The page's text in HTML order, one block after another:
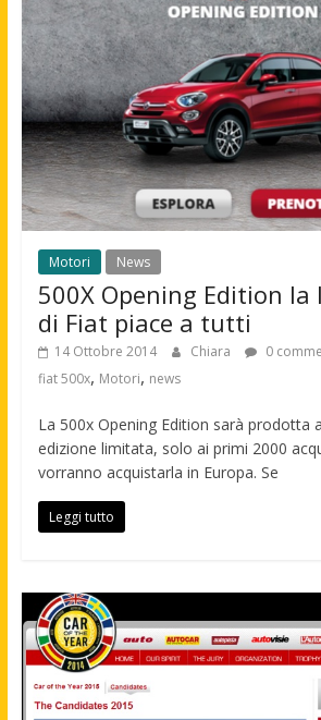
Motori News
500X Opening Edition la
di Fiat piace a tutti
14 Ottobre 2014 Chiara 0
fiat 500x, Motori, news
La 500x Opening Edition sarà prodotta
edizione limitata, solo ai primi 2000
vorranno acquistarla in Europa. Se
Leggi tutto